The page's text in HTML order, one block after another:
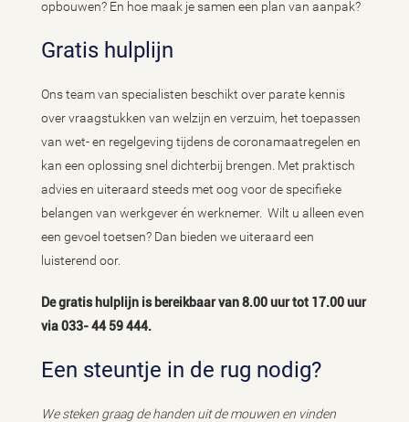
opbouwen? En hoe maak je samen een plan van aanpak?
Gratis hulplijn
Ons team van specialisten beschikt over parate kennis
over vraagstukken van welzijn en verzuim, het toepassen
van wet- en regelgeving tijdens de coronamaatregelen en
kan een oplossing snel dichterbij brengen. Met praktisch
advies en uiteraard steeds met oog voor de specifieke
belangen van werkgever én werknemer. Wilt u alleen even
een gevoel toetsen? Dan bieden we uiteraard een
luisterend oor.
De gratis hulplijn is bereikbaar van 8.00 uur tot 17.00 uur
via 033- 44 59 444.
Een steuntje in de rug nodig?
We steken graag de handen uit de mouwen en vinden